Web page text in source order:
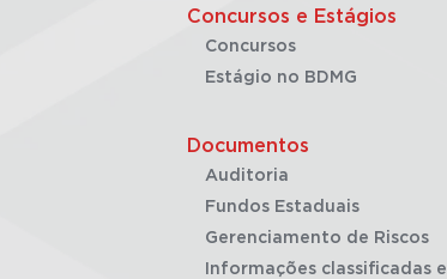
Concursos e Estágios
Concursos
Estágio no BDMG
Documentos
Auditoria
Fundos Estaduais
Gerenciamento de Riscos
Informações classificadas e